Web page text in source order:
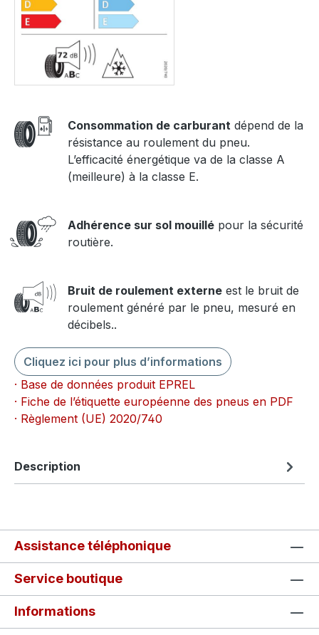
Consommation de carburant dépend de la
résistance au roulement du pneu.
L’efficacité énergétique va de la classe A
(meilleure) à la classe E.
Adhérence sur sol mouillé pour la sécurité
routière.
Bruit de roulement externe est le bruit de
roulement généré par le pneu, mesuré en
décibels..
Cliquez ici pour plus d’informations
· Base de données produit EPREL
· Fiche de l’étiquette européenne des pneus en PDF
· Règlement (UE) 2020/740
Description
Assistance téléphonique
Service boutique
Informations